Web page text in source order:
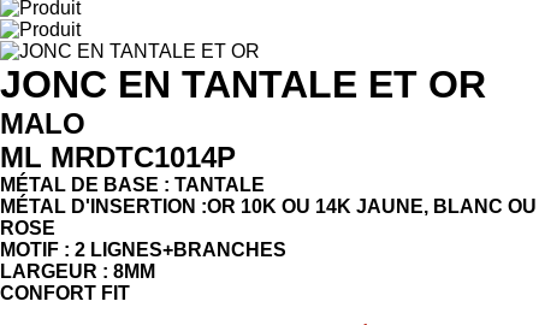
JONC EN TANTALE ET OR
MALO
ML MRDTC1014P
MÉTAL DE BASE : TANTALE
MÉTAL D'INSERTION :OR 10K OU 14K JAUNE, BLANC OU
ROSE
MOTIF : 2 LIGNES+BRANCHES
LARGEUR : 8MM
CONFORT FIT